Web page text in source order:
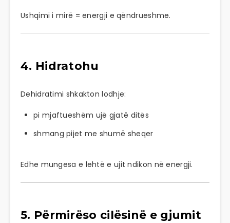
Ushqimi i mirë = energji e qëndrueshme.
4. Hidratohu
Dehidratimi shkakton lodhje:
pi mjaftueshëm ujë gjatë ditës
shmang pijet me shumë sheqer
Edhe mungesa e lehtë e ujit ndikon në energji.
5. Përmirëso cilësinë e gjumit